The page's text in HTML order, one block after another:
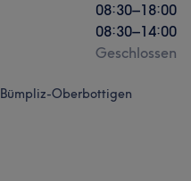
08:30–18:00
08:30–14:00
Geschlossen
Bümpliz-Oberbottigen